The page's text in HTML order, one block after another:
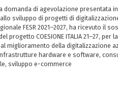
domanda di agevolazione presentata
sviluppo di progetti di
FESR 2021–2027, ha ricevuto il
progetto COESIONE ITALIA 21–27, per
miglioramento della digitalizzazione
hardware e software,
sviluppo e-commerce